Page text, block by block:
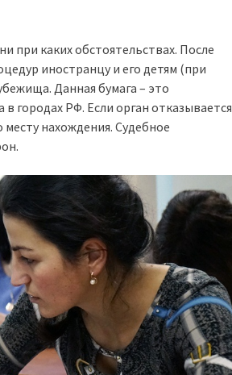
при каких обстоятельствах. После
иностранцу и его детям (при
Данная бумага – это
городах РФ. Если орган отказывается
нахождения. Судебное